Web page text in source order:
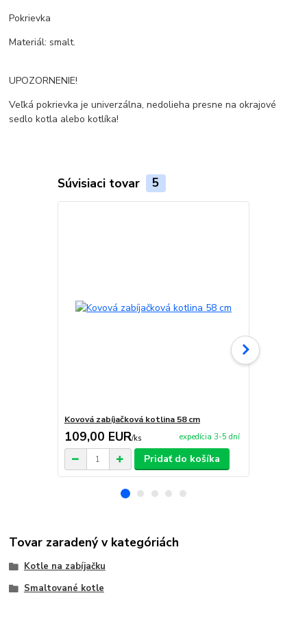
Pokrievka
Materiál: smalt.
UPOZORNENIE!
Veľká pokrievka je univerzálna, nedolieha presne na okrajové
sedlo kotla alebo kotlíka!
Súvisiaci tovar 5
Kovová zabíjačková kotlina 58 cm
109,00 EUR/ks expedícia 3-5 dní
Pridať do košíka
Tovar zaradený v kategóriách
Kotle na zabíjačku
Smaltované kotle